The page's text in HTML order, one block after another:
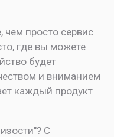
чем просто сервис
где вы можете
будет
и вниманием
каждый продукт
С